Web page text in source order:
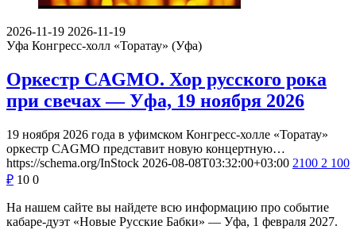
2026-11-19 2026-11-19
Уфа Конгресс-холл «Торатау» (Уфа)
Оркестр CAGMO. Хор русского рока
при свечах — Уфа, 19 ноября 2026
19 ноября 2026 года в уфимском Конгресс-холле «Торатау»
оркестр CAGMO представит новую концертную…
https://schema.org/InStock 2026-08-08T03:32:00+03:00 2100 2 100
₽ 10 0
На нашем сайте вы найдете всю информацию про событие
кабаре-дуэт «Новые Русские Бабки» — Уфа, 1 февраля 2027.